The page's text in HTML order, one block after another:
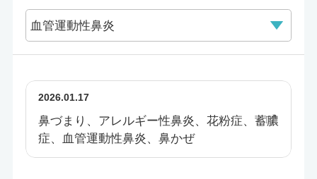
2026.01.17
鼻づまり、アレルギー性鼻炎、花粉症、蓄膿
症、血管運動性鼻炎、鼻かぜ